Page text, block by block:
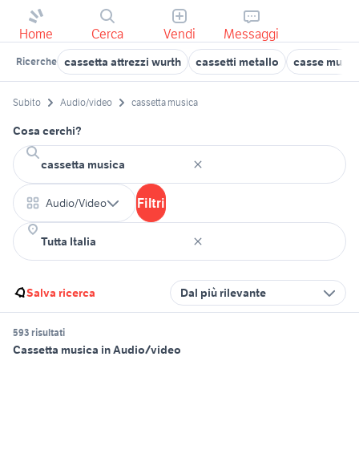
Home Cerca Vendi Messaggi
Ricerche cassetta attrezzi wurth cassetti metallo casse
Subito Audio/video cassetta musica
Cosa cerchi?
Audio/Video Filtri
Salva ricerca Dal più rilevante
593 risultati
Cassetta musica in Audio/video